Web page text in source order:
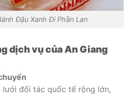
Đậu Xanh Đi Phần Lan
dịch vụ của An Giang
lưới đối tác quốc tế rộng lớn,